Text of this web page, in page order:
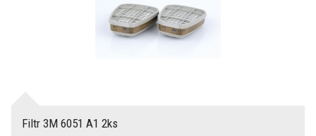
Filtr 3M 6051 A1 2ks